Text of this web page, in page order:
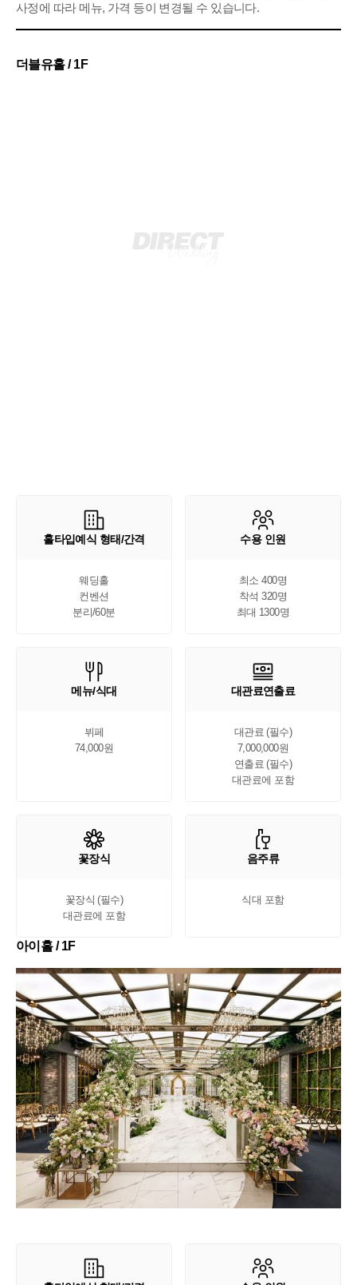
사정에 따라 메뉴, 가격 등이 변경될 수 있습니다.
더블유홀 / 1F
홀타입예식 형태/간격
웨딩홀
컨벤션
분리/60분
수용 인원
최소 400명
착석 320명
최대 1300명
메뉴/식대
뷔페
74,000원
대관료연출료
대관료 (필수)
7,000,000원
연출료 (필수)
대관료에 포함
꽃장식
꽃장식 (필수)
대관료에 포함
음주류
식대 포함
아이홀 / 1F